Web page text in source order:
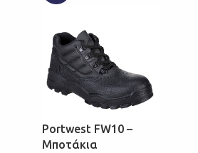
Portwest FW10 –
Μποτάκια